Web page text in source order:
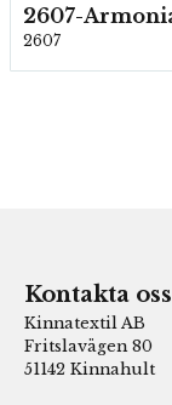
2607
Kontakta oss
Kinnatextil AB
Fritslavägen 80
51142 Kinnahult